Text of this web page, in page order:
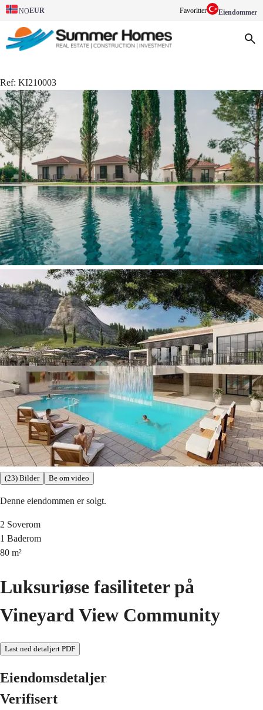
NOEUR Favoritter Eiendommer
Ref: KI210003
(23) Bilder Be om video
Denne eiendommen er solgt.
2 Soverom
1 Baderom
80 m²
Luksuriøse fasiliteter på
Vineyard View Community
Last ned detaljert PDF
Eiendomsdetaljer
Verifisert